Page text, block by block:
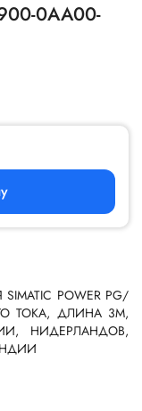
0AA00-
POWER PG/
ТОКА, ДЛИНА 3M,
НИДЕРЛАНДОВ,